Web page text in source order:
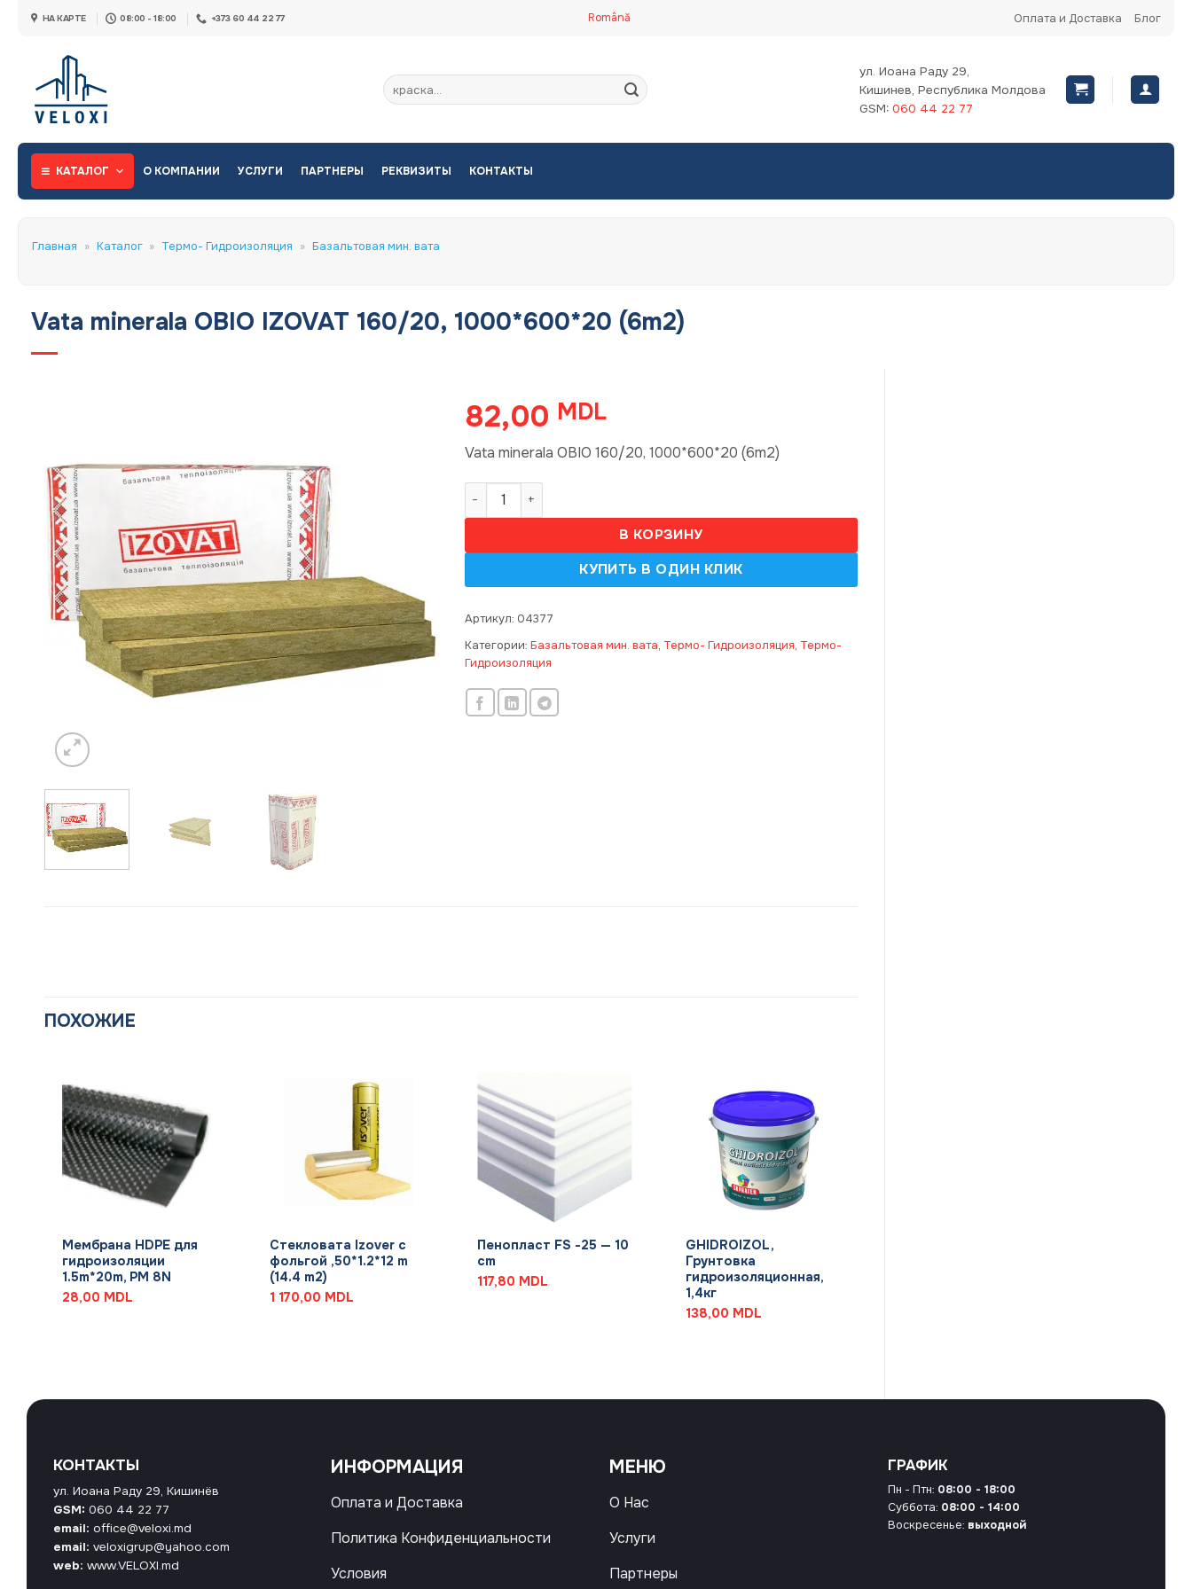
НА КАРТЕ 08:00 - 18:00 +373 60 44 22 77 Română Оплата и Доставка Блог
Искать:
ул. Иоана Раду 29,
Кишинев, Республика Молдова
GSM: 060 44 22 77
КАТАЛОГ О КОМПАНИИ УСЛУГИ ПАРТНЕРЫ РЕКВИЗИТЫ КОНТАКТЫ
Главная » Каталог » Термо- Гидроизоляция » Базальтовая мин. вата
Vata minerala OBIO IZOVAT 160/20, 1000*600*20 (6m2)
82,00 MDL
Vata minerala OBIO 160/20, 1000*600*20 (6m2)
Количество товара Vata minerala OBIO IZOVAT 160/20, 1000*600*20 (6m2)
В КОРЗИНУ
Артикул: 04377
Категории: Базальтовая мин. вата, Термо- Гидроизоляция, Термо-
Гидроизоляция
ПОХОЖИЕ
Мембрана HDPE для
гидроизоляции
1.5m*20m, PM 8N
28,00 MDL
Стекловата Izover с
фольгой ,50*1.2*12 m
(14.4 m2)
1 170,00 MDL
Пенопласт FS -25 — 10
cm
117,80 MDL
GHIDROIZOL,
Грунтовка
гидроизоляционная,
1,4кг
138,00 MDL
КОНТАКТЫ
ул. Иоана Раду 29, Кишинёв
GSM: 060 44 22 77
email: office@veloxi.md
email: veloxigrup@yahoo.com
web: www.VELOXI.md
ИНФОРМАЦИЯ
Оплата и Доставка
Политика Конфиденциальности
Условия
МЕНЮ
О Нас
Услуги
Партнеры
ГРАФИК
Пн - Птн: 08:00 - 18:00
Суббота: 08:00 - 14:00
Воскресенье: выходной